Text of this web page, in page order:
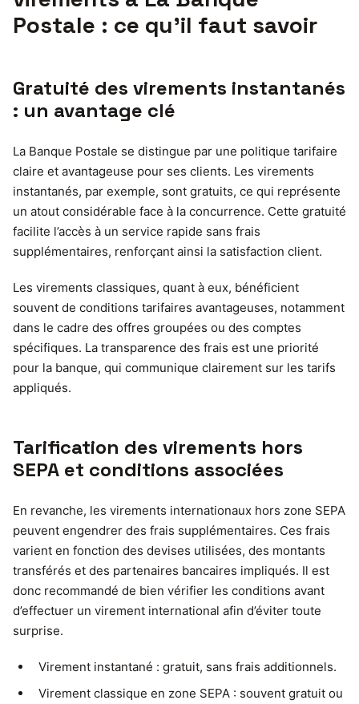
Postale : ce qu’il faut savoir
Gratuité des virements instantanés
: un avantage clé
La Banque Postale se distingue par une politique tarifaire
claire et avantageuse pour ses clients. Les virements
instantanés, par exemple, sont gratuits, ce qui représente
un atout considérable face à la concurrence. Cette gratuité
facilite l’accès à un service rapide sans frais
supplémentaires, renforçant ainsi la satisfaction client.
Les virements classiques, quant à eux, bénéficient
souvent de conditions tarifaires avantageuses, notamment
dans le cadre des offres groupées ou des comptes
spécifiques. La transparence des frais est une priorité
pour la banque, qui communique clairement sur les tarifs
appliqués.
Tarification des virements hors
SEPA et conditions associées
En revanche, les virements internationaux hors zone SEPA
peuvent engendrer des frais supplémentaires. Ces frais
varient en fonction des devises utilisées, des montants
transférés et des partenaires bancaires impliqués. Il est
donc recommandé de bien vérifier les conditions avant
d’effectuer un virement international afin d’éviter toute
surprise.
Virement instantané : gratuit, sans frais additionnels.
Virement classique en zone SEPA : souvent gratuit ou